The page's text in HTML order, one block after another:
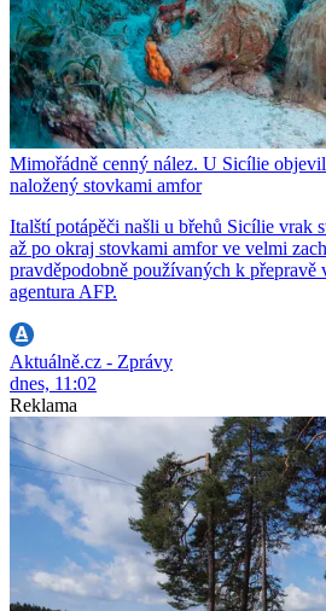
Mimořádně cenný nález. U Sicílie
naložený stovkami amfor
Italští potápěči našli u břehů Sicílie vrak
až po okraj stovkami amfor ve velmi
pravděpodobně používaných k přepravě
agentura AFP.
Aktuálně.cz - Zprávy
dnes, 11:02
Reklama